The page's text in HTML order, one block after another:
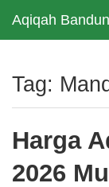
Aqiqah
Tag:
Harga
2026